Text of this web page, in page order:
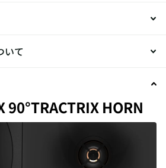
いて
90°TRACTRIX HORN